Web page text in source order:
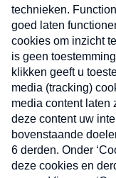
Nieuwsbrief